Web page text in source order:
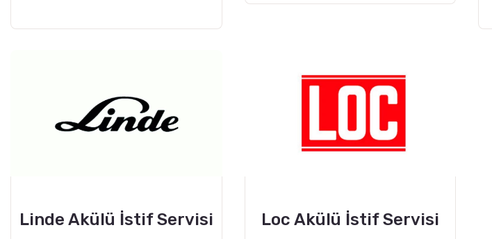
Linde Akülü İstif Servisi Loc Akülü İstif Servisi